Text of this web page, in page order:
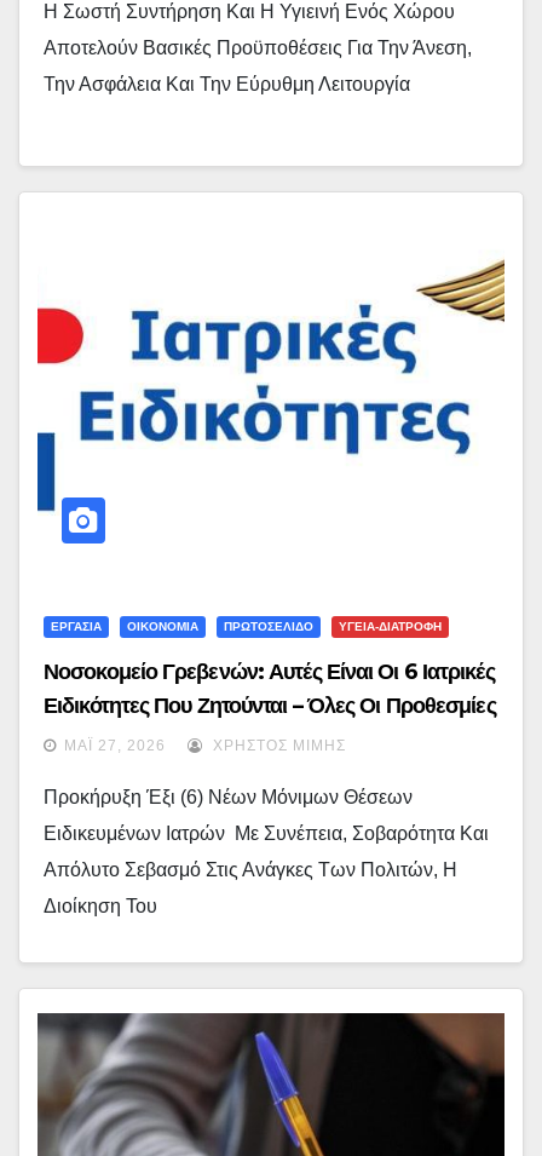
Η Σωστή Συντήρηση Και Η Υγιεινή Ενός Χώρου
Αποτελούν Βασικές Προϋποθέσεις Για Την Άνεση,
Την Ασφάλεια Και Την Εύρυθμη Λειτουργία
ΕΡΓΑΣΙΑ ΟΙΚΟΝΟΜΙΑ ΠΡΩΤΟΣΕΛΙΔΟ ΥΓΕΙΑ-ΔΙΑΤΡΟΦΗ
Νοσοκομείο Γρεβενών: Αυτές Είναι Οι 6 Ιατρικές
Ειδικότητες Που Ζητούνται – Όλες Οι Προθεσμίες
Για Τους Υποψηφίους
ΜΆΙ 27, 2026 ΧΡΉΣΤΟΣ ΜΊΜΗΣ
Προκήρυξη Έξι (6) Νέων Μόνιμων Θέσεων
Ειδικευμένων Ιατρών Με Συνέπεια, Σοβαρότητα Και
Απόλυτο Σεβασμό Στις Ανάγκες Των Πολιτών, Η
Διοίκηση Του